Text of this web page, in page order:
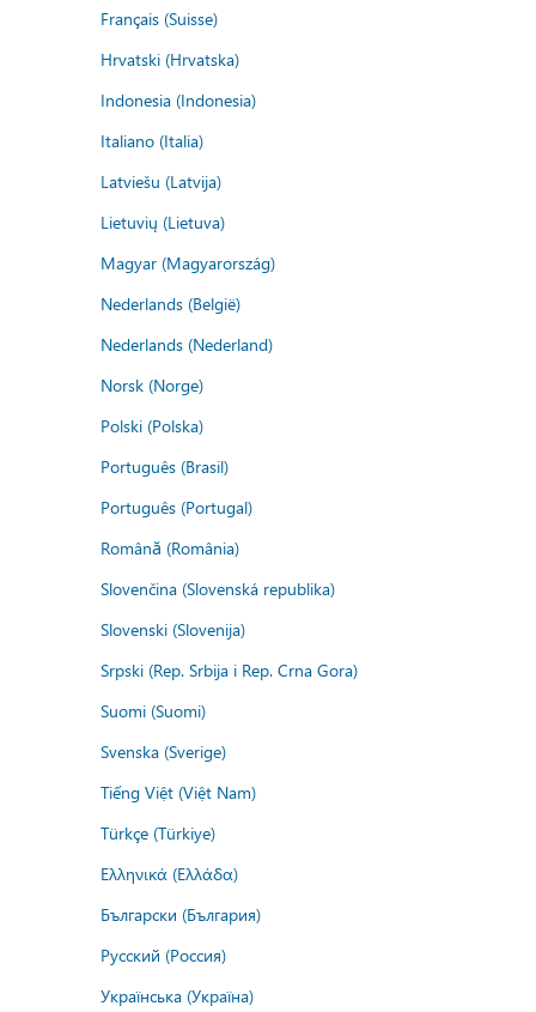
Français (Suisse)
Hrvatski (Hrvatska)
Indonesia (Indonesia)
Italiano (Italia)
Latviešu (Latvija)
Lietuvių (Lietuva)
Magyar (Magyarország)
Nederlands (België)
Nederlands (Nederland)
Norsk (Norge)
Polski (Polska)
Português (Brasil)
Português (Portugal)
Română (România)
Slovenčina (Slovenská republika)
Slovenski (Slovenija)
Srpski (Rep. Srbija i Rep. Crna Gora)
Suomi (Suomi)
Svenska (Sverige)
Tiếng Việt (Việt Nam)
Türkçe (Türkiye)
Ελληνικά (Ελλάδα)
Български (България)
Русский (Россия)
Українська (Україна)